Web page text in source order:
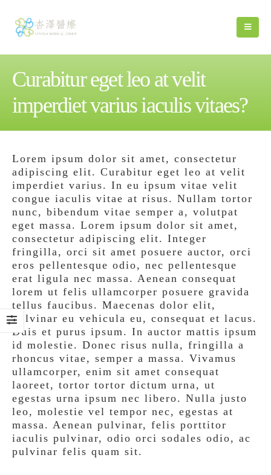
Curabitur eget leo at velit
imperdiet varius iaculis vitaes?
Lorem ipsum dolor sit amet, consectetur
adipiscing elit. Curabitur eget leo at velit
imperdiet varius. In eu ipsum vitae velit
congue iaculis vitae at risus. Nullam tortor
nunc, bibendum vitae semper a, volutpat
eget massa. Lorem ipsum dolor sit amet,
consectetur adipiscing elit. Integer
fringilla, orci sit amet posuere auctor, orci
eros pellentesque odio, nec pellentesque
erat ligula nec massa. Aenean consequat
lorem ut felis ullamcorper posuere gravida
tellus faucibus. Maecenas dolor elit,
pulvinar eu vehicula eu, consequat et lacus.
Duis et purus ipsum. In auctor mattis ipsum
id molestie. Donec risus nulla, fringilla a
rhoncus vitae, semper a massa. Vivamus
ullamcorper, enim sit amet consequat
laoreet, tortor tortor dictum urna, ut
egestas urna ipsum nec libero. Nulla justo
leo, molestie vel tempor nec, egestas at
massa. Aenean pulvinar, felis porttitor
iaculis pulvinar, odio orci sodales odio, ac
pulvinar felis quam sit.